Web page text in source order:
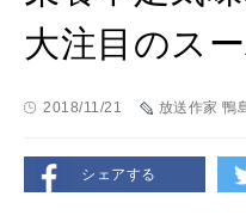
大注目のス
2018/11/21 放送作家 鴨
シェアする